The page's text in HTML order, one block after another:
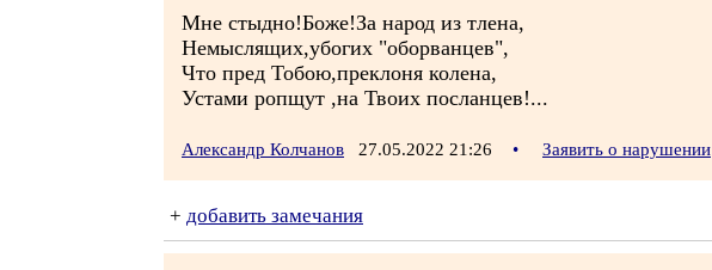
Мне стыдно!Боже!За народ из тлена,
Немыслящих,убогих "оборванцев",
Что пред Тобою,преклоня колена,
Устами ропщут ,на Твоих посланцев!...
Александр Колчанов 27.05.2022 21:26 • Заявить о нарушении
+ добавить замечания